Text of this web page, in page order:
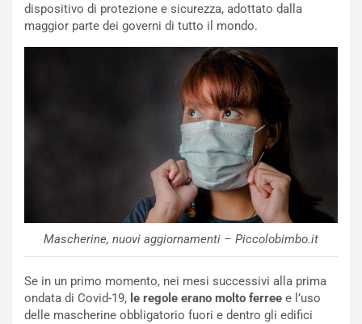
dispositivo di protezione e sicurezza, adottato dalla
maggior parte dei governi di tutto il mondo.
Mascherine, nuovi aggiornamenti – Piccolobimbo.it
Se in un primo momento, nei mesi successivi alla prima
ondata di Covid-19, le regole erano molto ferree e l’uso
delle mascherine obbligatorio fuori e dentro gli edifici